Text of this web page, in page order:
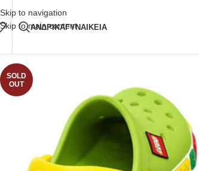
Skip to navigation
Skip to main content
Δωρεάν Μεταφορικά
ΑΝΔΡΙΚΑΓΥΝΑΙΚΕΙΑ
SOLD
OUT